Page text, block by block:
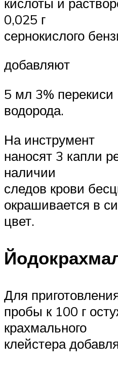
0,025 г
сернокислого
добавляют
5 мл 3% перекиси
водорода.
На инструмент
наносят 3 капли
наличии
следов крови
окрашивается в
цвет.
Для
пробы к 100 г
крахмального
клейстера